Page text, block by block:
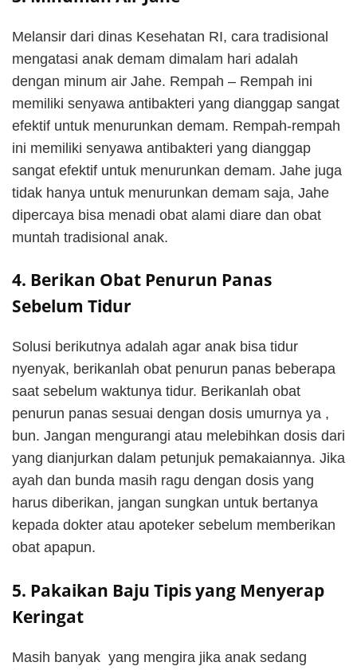
Melansir dari dinas Kesehatan RI, cara tradisional
mengatasi anak demam dimalam hari adalah
dengan minum air Jahe. Rempah – Rempah ini
memiliki senyawa antibakteri yang dianggap sangat
efektif untuk menurunkan demam. Rempah-rempah
ini memiliki senyawa antibakteri yang dianggap
sangat efektif untuk menurunkan demam. Jahe juga
tidak hanya untuk menurunkan demam saja, Jahe
dipercaya bisa menadi obat alami diare dan obat
muntah tradisional anak.
4. Berikan Obat Penurun Panas
Sebelum Tidur
Solusi berikutnya adalah agar anak bisa tidur
nyenyak, berikanlah obat penurun panas beberapa
saat sebelum waktunya tidur. Berikanlah obat
penurun panas sesuai dengan dosis umurnya ya ,
bun. Jangan mengurangi atau melebihkan dosis dari
yang dianjurkan dalam petunjuk pemakaiannya. Jika
ayah dan bunda masih ragu dengan dosis yang
harus diberikan, jangan sungkan untuk bertanya
kepada dokter atau apoteker sebelum memberikan
obat apapun.
5. Pakaikan Baju Tipis yang Menyerap
Keringat
Masih banyak yang mengira jika anak sedang